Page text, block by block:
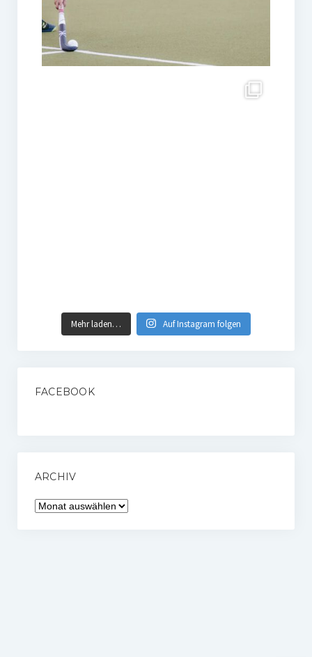
Mehr laden… Auf Instagram folgen
FACEBOOK
ARCHIV
Archiv